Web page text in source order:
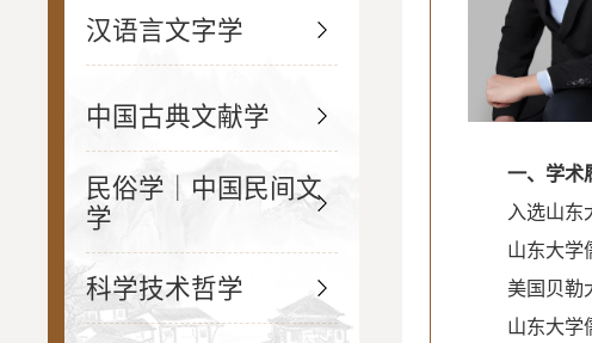
汉语言文字学
中国古典文献学
民俗学｜中国民间文
学
科学技术哲学
一、学术
入选山东
山东大学
美国贝勒
山东大学